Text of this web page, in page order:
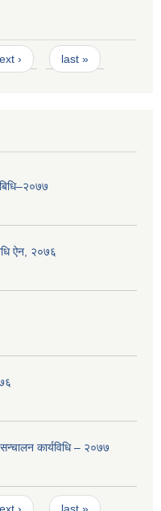
› last »
ऐन, २०७६
सन्चालन कार्यविधि – २०७७